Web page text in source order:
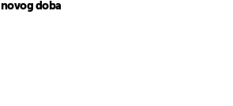
novog doba